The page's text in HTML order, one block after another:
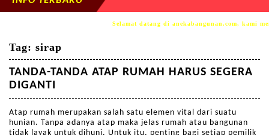
Selamat datang di anekabangunan.com, kami
Tag: sirap
TANDA-TANDA ATAP RUMAH HARUS SEGERA
DIGANTI
Atap rumah merupakan salah satu elemen vital dari suatu
hunian. Tanpa adanya atap maka jelas rumah atau bangunan
tidak layak untuk dihuni. Untuk itu, penting bagi setiap pemilik